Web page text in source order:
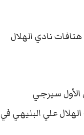
نادي الهلال
الأول سيرجي
علي البليهي في